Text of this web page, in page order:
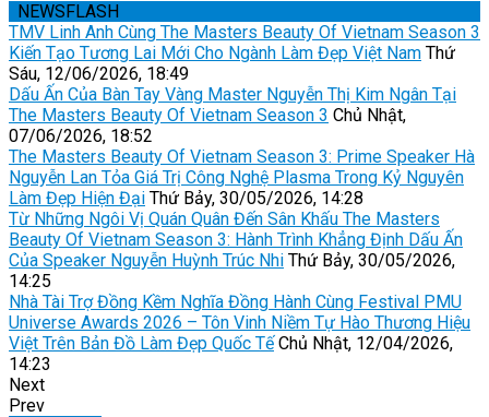
NEWSFLASH
TMV Linh Anh Cùng The Masters Beauty Of Vietnam Season 3
Kiến Tạo Tương Lai Mới Cho Ngành Làm Đẹp Việt Nam Thứ
Sáu, 12/06/2026, 18:49
Dấu Ấn Của Bàn Tay Vàng Master Nguyễn Thị Kim Ngân Tại
The Masters Beauty Of Vietnam Season 3 Chủ Nhật,
07/06/2026, 18:52
The Masters Beauty Of Vietnam Season 3: Prime Speaker Hà
Nguyễn Lan Tỏa Giá Trị Công Nghệ Plasma Trong Kỷ Nguyên
Làm Đẹp Hiện Đại Thứ Bảy, 30/05/2026, 14:28
Từ Những Ngôi Vị Quán Quân Đến Sân Khấu The Masters
Beauty Of Vietnam Season 3: Hành Trình Khẳng Định Dấu Ấn
Của Speaker Nguyễn Huỳnh Trúc Nhi Thứ Bảy, 30/05/2026,
14:25
Nhà Tài Trợ Đồng Kềm Nghĩa Đồng Hành Cùng Festival PMU
Universe Awards 2026 – Tôn Vinh Niềm Tự Hào Thương Hiệu
Việt Trên Bản Đồ Làm Đẹp Quốc Tế Chủ Nhật, 12/04/2026,
14:23
Next
Prev